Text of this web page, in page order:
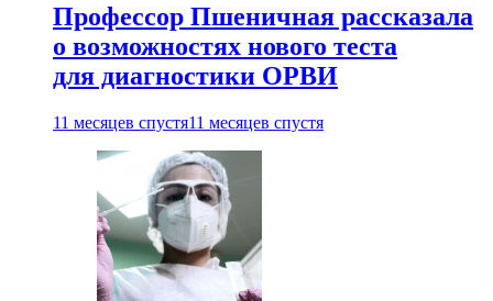
Профессор Пшеничная рассказала
о возможностях нового теста
для диагностики ОРВИ
11 месяцев спустя11 месяцев спустя